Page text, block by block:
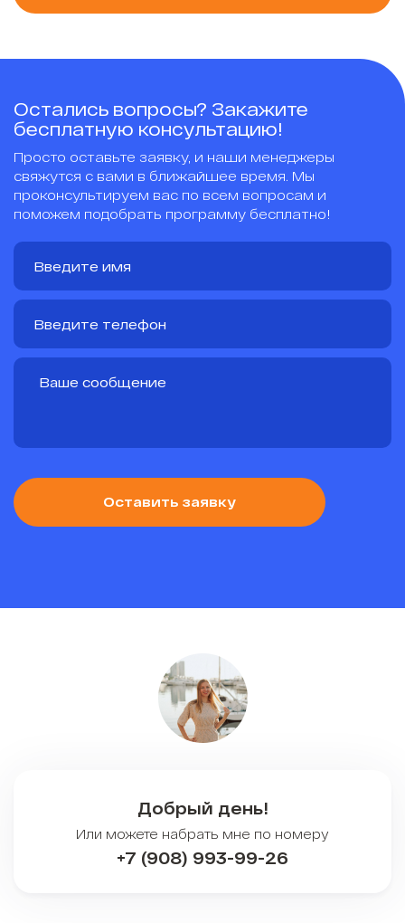
Остались вопросы? Закажите
бесплатную консультацию!
Просто оставьте заявку, и наши менеджеры
свяжутся с вами в ближайшее время. Мы
проконсультируем вас по всем вопросам и
поможем подобрать программу бесплатно!
Оставить заявку
Добрый день!
Или можете набрать мне по номеру
+7 (908) 993-99-26